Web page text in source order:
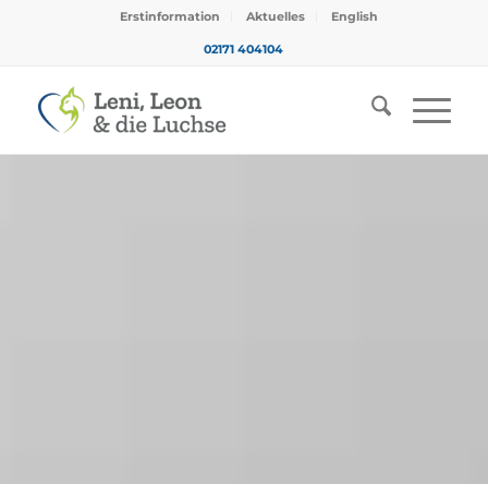
Erstinformation Aktuelles English
02171 404104